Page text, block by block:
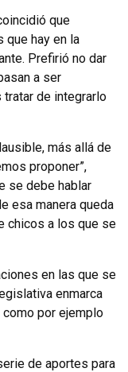
que
que hay en la
Prefirió no dar
a ser
de integrarlo
más allá de
proponer”,
se debe hablar
esa manera queda
chicos a los que se
en las que se
enmarca
por ejemplo
de aportes para